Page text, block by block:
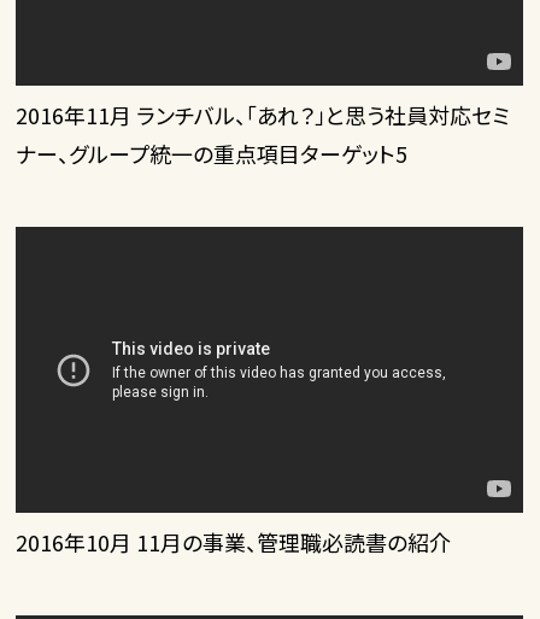
2016年11月 ランチバル、「あれ？」と思う社員対応セミ
ナー、グループ統一の重点項目ターゲット5
2016年10月 11月の事業、管理職必読書の紹介